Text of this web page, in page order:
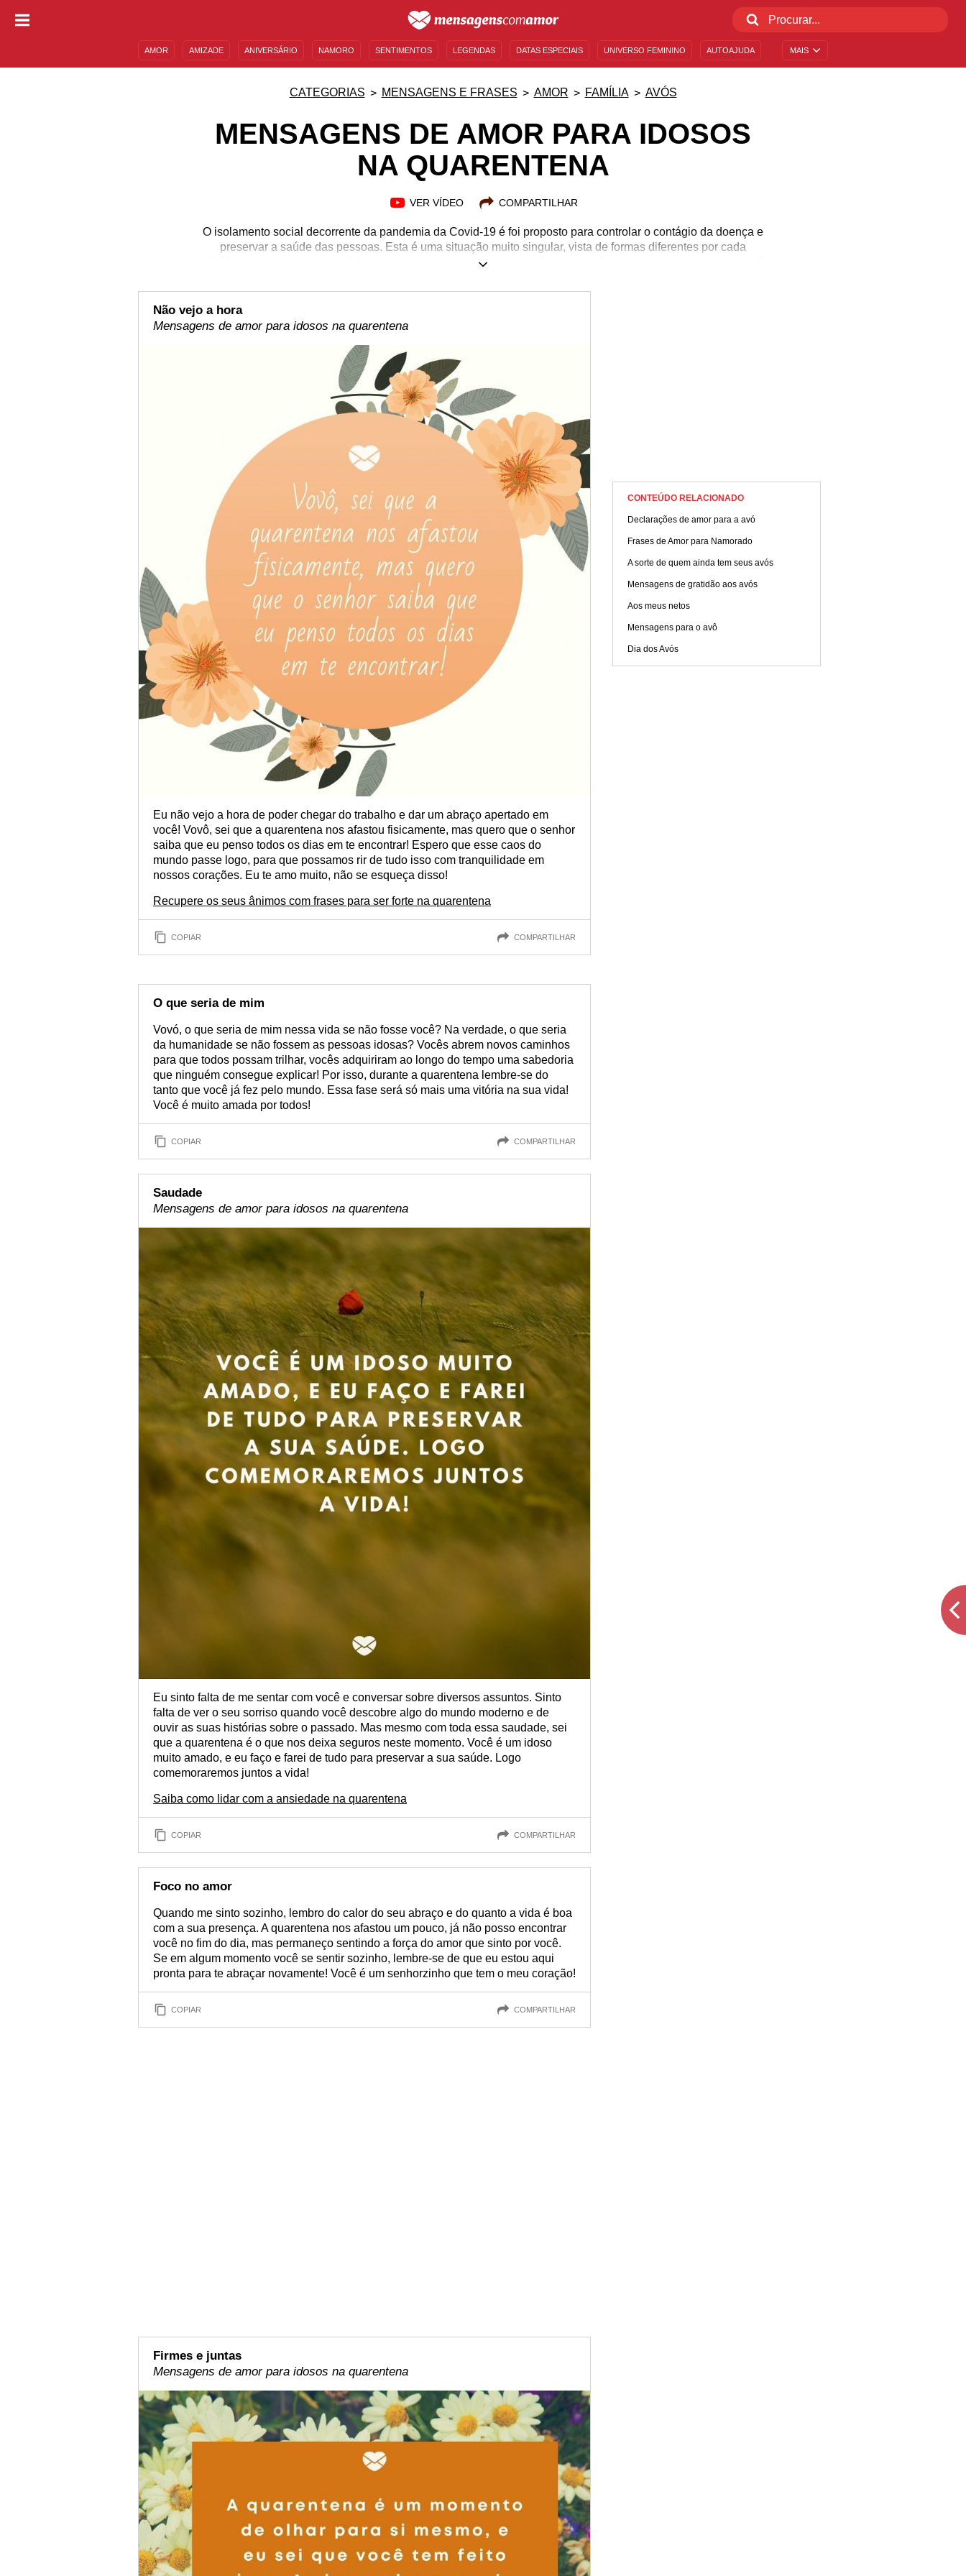
MAIS
AMOR AMIZADE ANIVERSÁRIO NAMORO SENTIMENTOS LEGENDAS DATAS ESPECIAIS UNIVERSO FEMININO AUTOAJUDA
CATEGORIAS MENSAGENS E FRASES AMOR FAMÍLIA AVÓS
MENSAGENS DE AMOR PARA IDOSOS
NA QUARENTENA
VER VÍDEO COMPARTILHAR
O isolamento social decorrente da pandemia da Covid-19 é foi proposto para controlar o contágio da doença e
preservar a saúde das pessoas. Esta é uma situação muito singular, vista de formas diferentes por cada
indivíduo: alguns conseguem lidar bem com ela; outros, nem tanto. Os idosos são seres que carecem de atenção
para fazer as tarefas básicas do dia a dia, como as compras, por exemplo. Mas há uma forma muito simples de
acalmar o coração dos nossos velhinhos durante a quarentena: enviar-lhes palavras cheias de carinho! Confira
mensagens de amor para encantar os idosos nesta fase!
Não vejo a hora
Mensagens de amor para idosos na quarentena
Eu não vejo a hora de poder chegar do trabalho e dar um abraço apertado em
você! Vovô, sei que a quarentena nos afastou fisicamente, mas quero que o senhor
saiba que eu penso todos os dias em te encontrar! Espero que esse caos do
mundo passe logo, para que possamos rir de tudo isso com tranquilidade em
nossos corações. Eu te amo muito, não se esqueça disso!
Recupere os seus ânimos com frases para ser forte na quarentena
COPIAR COMPARTILHAR
O que seria de mim
Vovó, o que seria de mim nessa vida se não fosse você? Na verdade, o que seria
da humanidade se não fossem as pessoas idosas? Vocês abrem novos caminhos
para que todos possam trilhar, vocês adquiriram ao longo do tempo uma sabedoria
que ninguém consegue explicar! Por isso, durante a quarentena lembre-se do
tanto que você já fez pelo mundo. Essa fase será só mais uma vitória na sua vida!
Você é muito amada por todos!
COPIAR COMPARTILHAR
Saudade
Mensagens de amor para idosos na quarentena
Eu sinto falta de me sentar com você e conversar sobre diversos assuntos. Sinto
falta de ver o seu sorriso quando você descobre algo do mundo moderno e de
ouvir as suas histórias sobre o passado. Mas mesmo com toda essa saudade, sei
que a quarentena é o que nos deixa seguros neste momento. Você é um idoso
muito amado, e eu faço e farei de tudo para preservar a sua saúde. Logo
comemoraremos juntos a vida!
Saiba como lidar com a ansiedade na quarentena
COPIAR COMPARTILHAR
Foco no amor
Quando me sinto sozinho, lembro do calor do seu abraço e do quanto a vida é boa
com a sua presença. A quarentena nos afastou um pouco, já não posso encontrar
você no fim do dia, mas permaneço sentindo a força do amor que sinto por você.
Se em algum momento você se sentir sozinho, lembre-se de que eu estou aqui
pronta para te abraçar novamente! Você é um senhorzinho que tem o meu coração!
COPIAR COMPARTILHAR
Firmes e juntas
Mensagens de amor para idosos na quarentena
CONTEÚDO RELACIONADO
Declarações de amor para a avó
Frases de Amor para Namorado
A sorte de quem ainda tem seus avós
Mensagens de gratidão aos avós
Aos meus netos
Mensagens para o avô
Dia dos Avós